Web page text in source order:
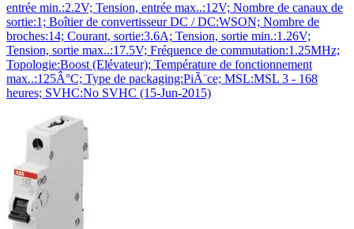
entrée min.:2.2V; Tension, entrée max..:12V; Nombre de canaux de
sortie:1; Boîtier de convertisseur DC / DC:WSON; Nombre de
broches:14; Courant, sortie:3.6A; Tension, sortie min.:1.26V;
Tension, sortie max..:17.5V; Fréquence de commutation:1.25MHz;
Topologie:Boost (Elévateur); Température de fonctionnement
max..:125Â°C; Type de packaging:PiÃ¨ce; MSL:MSL 3 - 168
heures; SVHC:No SVHC (15-Jun-2015)